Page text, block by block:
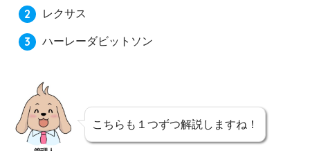
レクサス
ハーレーダビットソン
こちらも１つずつ解説しますね！